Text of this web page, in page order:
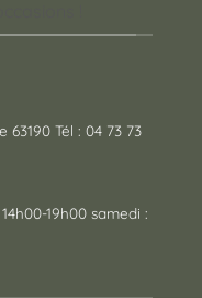
63190 Tél : 04 73 73
19h00 samedi :